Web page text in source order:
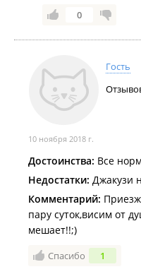
​Гостиница вЕдином
сфере туристской
0
Гость
10 ноября 2018 г.
Достоинства: Все
Недостатки: Джакузи
Комментарий:
пару суток,висим от
мешает!!;)
Спасибо 1